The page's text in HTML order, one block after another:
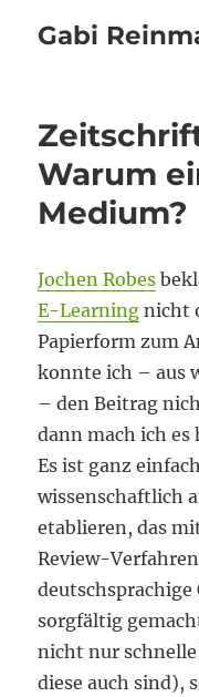
Gabi
Warum
Medium?
Jochen Robes
E-Learning nicht
Papierform zum
konnte ich – aus
– den Beitrag
dann mach ich es
Es ist ganz
wissenschaftlich
etablieren, das
Review-
sorgfältig
nicht nur
diese auch sind),